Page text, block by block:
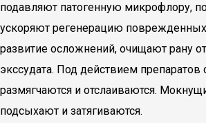
подавляют патогенную микрофлору,
ускоряют регенерацию
развитие осложнений, очищают рану
экссудата. Под действием препаратов
размягчаются и отслаиваются.
подсыхают и затягиваются.